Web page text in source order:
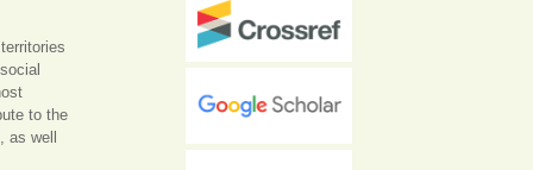
to the
well